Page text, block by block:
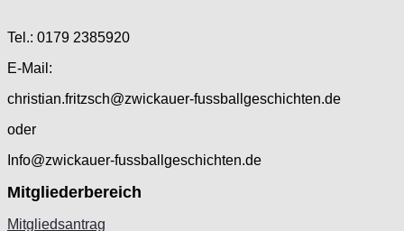
Tel.: 0179 2385920
E-Mail:
christian.fritzsch@zwickauer-fussballgeschichten.de
oder
Info@zwickauer-fussballgeschichten.de
Mitgliederbereich
Mitgliedsantrag